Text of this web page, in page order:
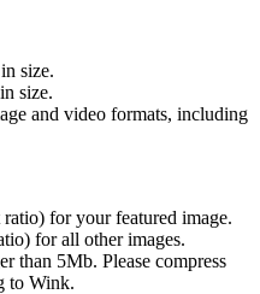
size.
size.
and video formats, including
for your featured image.
for all other images.
than 5Mb. Please compress
to Wink.